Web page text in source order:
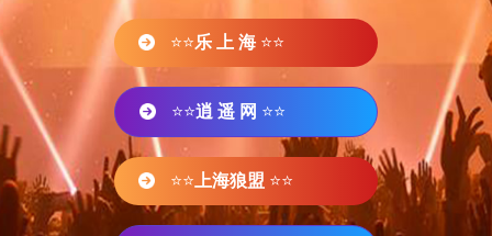
⭐⭐乐 上 海 ⭐⭐
⭐⭐逍 遥 网 ⭐⭐
⭐⭐ 上海狼盟 ⭐⭐